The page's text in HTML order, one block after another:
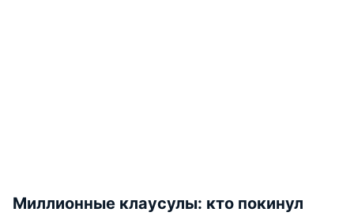
Миллионные клаусулы: кто покинул